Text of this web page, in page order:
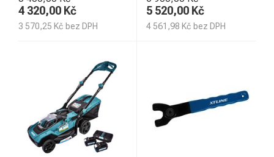
4 320,00 Kč
3 570,25 Kč bez DPH
5 520,00 Kč
4 561,98 Kč bez DPH